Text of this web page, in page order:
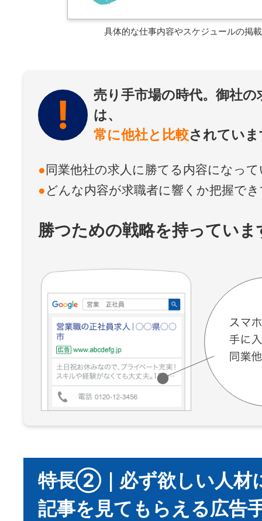
具体的な仕事内容やスケジュールの掲
売り手市場の時代。御社の
は、
常に他社と比較されてい
同業他社の求人に勝てる内容になっ
どんな内容が求職者に響くか把握で
勝つための戦略を持っていま
特長②｜必ず欲しい人材
記事を見てもらえる広告